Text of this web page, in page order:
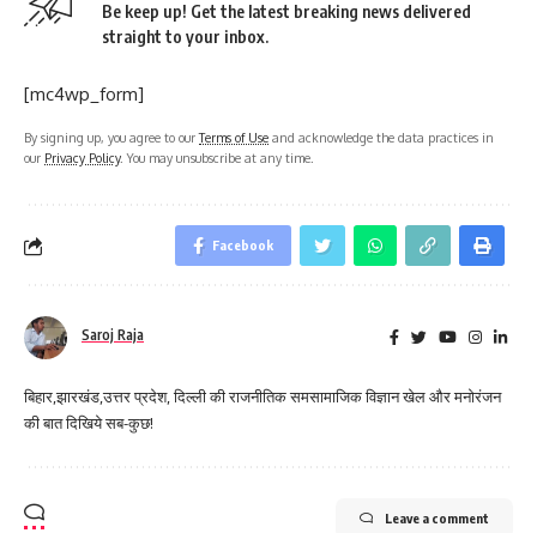
Be keep up! Get the latest breaking news delivered
straight to your inbox.
[mc4wp_form]
By signing up, you agree to ourTerms of Use and acknowledge the data practices in
our Privacy Policy. You may unsubscribe at any time.
Facebook
Saroj Raja
बिहार,झारखंड,उत्तर प्रदेश, दिल्ली की राजनीतिक समसामाजिक विज्ञान खेल और मनोरंजन
की बात दिखिये सब-कुछ!
Leave a comment